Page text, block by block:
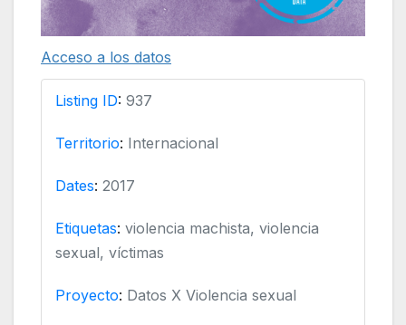
Acceso a los datos
Listing ID: 937
Territorio: Internacional
Dates: 2017
Etiquetas: violencia machista, violencia
sexual, víctimas
Proyecto: Datos X Violencia sexual